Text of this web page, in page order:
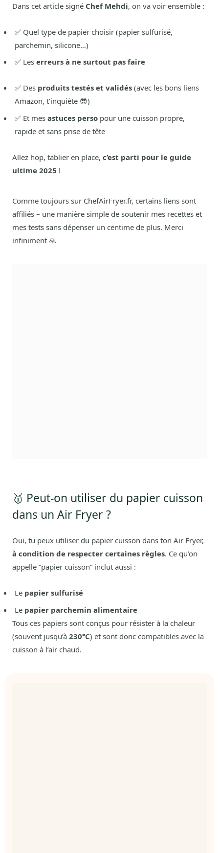
Dans cet article signé Chef Mehdi, on va voir ensemble :
✅ Quel type de papier choisir (papier sulfurisé,
parchemin, silicone…)
✅ Les erreurs à ne surtout pas faire
✅ Des produits testés et validés (avec les bons liens
Amazon, t’inquiète 😎)
✅ Et mes astuces perso pour une cuisson propre,
rapide et sans prise de tête
Allez hop, tablier en place, c’est parti pour le guide
ultime 2025 !
Comme toujours sur ChefAirFryer.fr, certains liens sont
affiliés – une manière simple de soutenir mes recettes et
mes tests sans dépenser un centime de plus. Merci
infiniment 🙏
🥇 Peut-on utiliser du papier cuisson
dans un Air Fryer ?
Oui, tu peux utiliser du papier cuisson dans ton Air Fryer,
à condition de respecter certaines règles. Ce qu’on
appelle “papier cuisson” inclut aussi :
Le papier sulfurisé
Le papier parchemin alimentaire
Tous ces papiers sont conçus pour résister à la chaleur
(souvent jusqu’à 230°C) et sont donc compatibles avec la
cuisson à l’air chaud.